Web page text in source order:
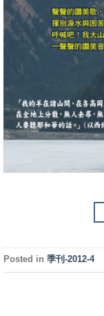
Posted in 季刊-2012-4